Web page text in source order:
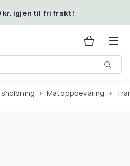
kr. igjen til fri frakt!
Matoppbevaring